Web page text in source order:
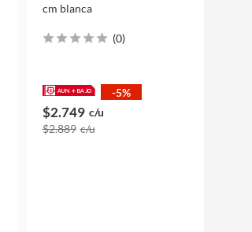
cm blanca
(0)
-5%
$2.749 c/u
$2.889 c/u